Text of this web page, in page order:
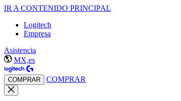
IR A CONTENIDO PRINCIPAL
Logitech
Empresa
Asistencia
MX,es
COMPRAR COMPRAR